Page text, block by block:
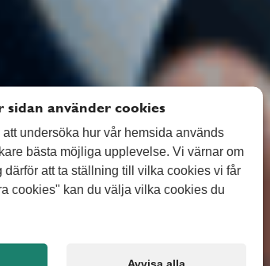
sidan använder cookies
undersöka hur vår hemsida används
bästa möjliga upplevelse. Vi värnar om
därför att ta ställning till vilka cookies vi får
cookies" kan du välja vilka cookies du